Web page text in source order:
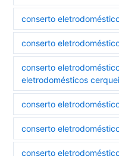
conserto
conserto
conserto
eletrodomésticos
conserto
conserto
conserto